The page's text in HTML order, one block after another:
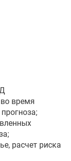
время
расчет риска